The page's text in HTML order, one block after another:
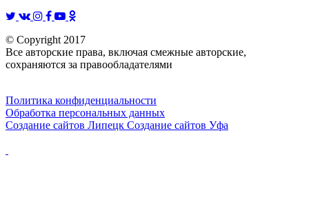
© Copyright 2017
Все авторские права, включая смежные авторские,
сохраняются за правообладателями
Политика конфиденциальности
Обработка персональных данных
Создание сайтов Липецк Создание сайтов Уфа